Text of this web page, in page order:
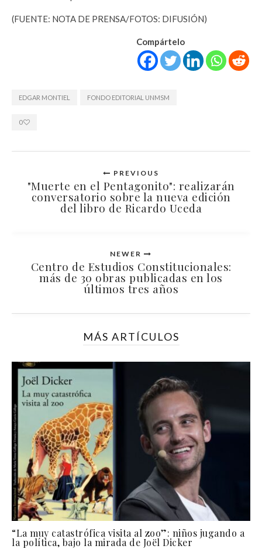
(FUENTE: NOTA DE PRENSA/FOTOS: DIFUSIÓN)
Compártelo
EDGAR MONTIEL FONDO EDITORIAL UNMSM
0
PREVIOUS
"Muerte en el Pentagonito": realizarán
conversatorio sobre la nueva edición
del libro de Ricardo Uceda
NEWER
Centro de Estudios Constitucionales:
más de 30 obras publicadas en los
últimos tres años
MÁS ARTÍCULOS
“La muy catastrófica visita al zoo”: niños jugando a
la política, bajo la mirada de Joël Dicker